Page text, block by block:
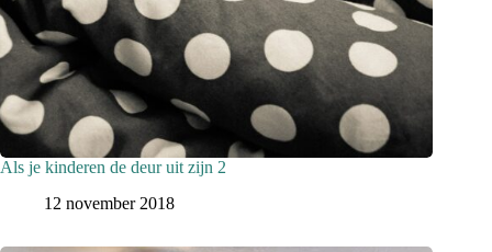
Als je kinderen de deur uit zijn 2
12 november 2018